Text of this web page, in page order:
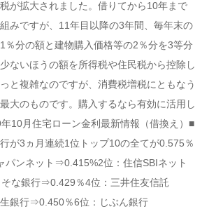
が拡大されました。借りてから10年まで
みですが、11年目以降の3年間、毎年末の
％分の額と建物購入価格等の2％分を3等分
ないほうの額を所得税や住民税から控除し
と複雑なのですが、消費税増税にともなう
大のものです。購入するなら有効に活用し
10月住宅ローン金利最新情報（借換え）■
が3ヵ月連続1位トップ10の全てが0.575％
パンネット⇒0.415%2位：住信SBIネット
な銀行⇒0.429％4位：三井住友信託
銀行⇒0.450％6位：じぶん銀行